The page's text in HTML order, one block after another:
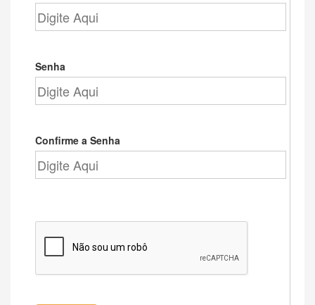
Senha
Confirme a Senha